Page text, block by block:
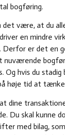
bogføring.
det være, at du
en mindre
Derfor er det en
nuværende
Og hvis du stadig
høje tid at tænke
dine
Du skal kunne
med bilag,